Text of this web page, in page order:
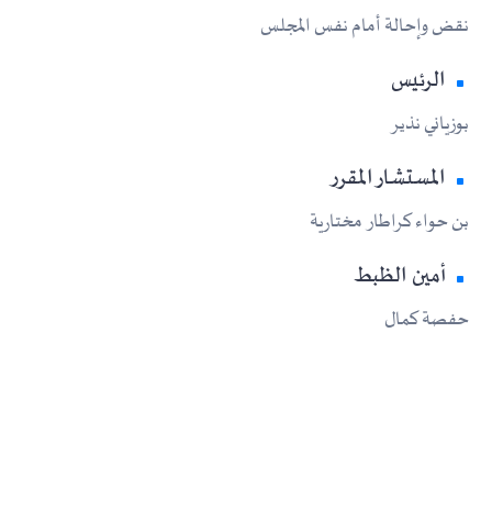
نقض وإحالة أمام نفس المجلس
الرئيس
بوزياني نذير
المستشار المقرر
بن حواء كراطار مختارية
أمين الظبط
حفصة كمال